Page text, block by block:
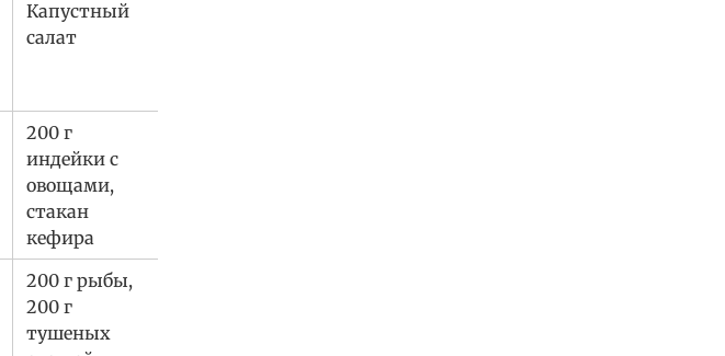
Капустный
салат
200 г
индейки с
овощами,
стакан
кефира
200 г рыбы,
200 г
тушеных